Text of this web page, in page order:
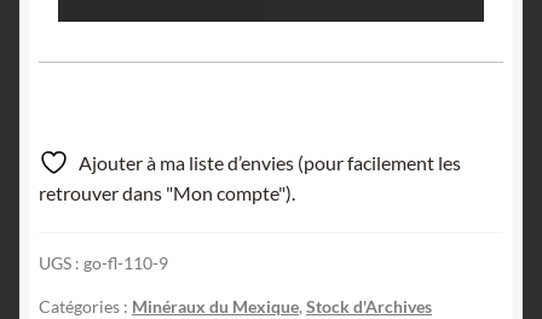
Ajouter à ma liste d’envies (pour facilement les
retrouver dans "Mon compte").
UGS : go-fl-110-9
Catégories : Minéraux du Mexique,Stock d'Archives